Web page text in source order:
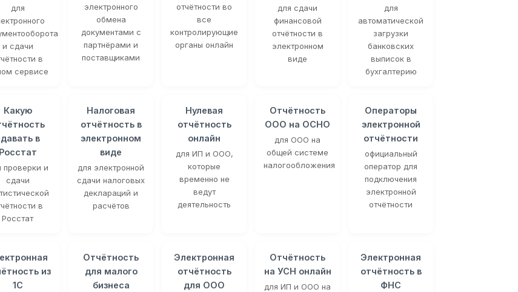
для
и сдачи
в
сервисе
электронного
обмена
документами с
партнёрами и
поставщиками
отчётности во
все
контролирующие
органы онлайн
для сдачи
финансовой
отчётности в
электронном
виде
для
автоматической
загрузки
банковских
выписок в
бухгалтерию
Какую
в
Росстат
проверки и
сдачи
в
Росстат
Налоговая
отчётность в
электронном
виде
для электронной
сдачи налоговых
деклараций и
расчётов
Нулевая
отчётность
онлайн
для ИП и ООО,
которые
временно не
ведут
деятельность
Отчётность
ООО на ОСНО
для ООО на
общей системе
налогообложения
Операторы
электронной
отчётности
официальный
оператор для
подключения
электронной
отчётности
из
1С
Отчётность
для малого
бизнеса
Электронная
отчётность
для ООО
Отчётность
на УСН онлайн
для ИП и ООО на
Электронная
отчётность в
ФНС